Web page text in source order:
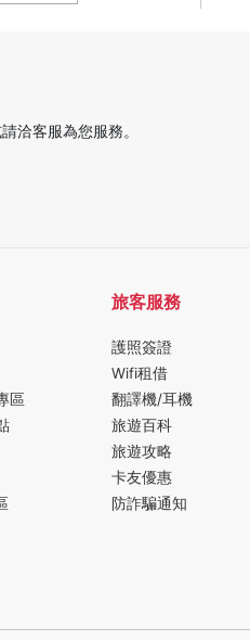
洽客服為您服務。
區
旅客服務
護照簽證
Wifi租借
翻譯機/耳機
旅遊百科
旅遊攻略
卡友優惠
防詐騙通知